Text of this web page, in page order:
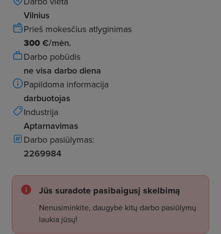
Vilnius
Prieš mokesčius atlyginimas
300 €/mėn.
Darbo pobūdis
ne visa darbo diena
Papildoma informacija
darbuotojas
Industrija
Aptarnavimas
Darbo pasiūlymas:
2269984
Jūs suradote pasibaigusį skelbimą
Nenusiminkite, daugybė kitų darbo pasiūlymų
laukia jūsų!